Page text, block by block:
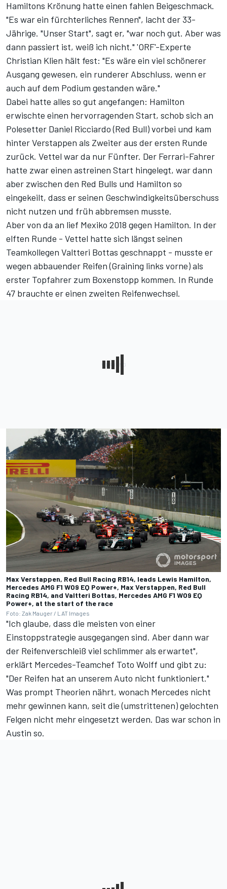
Hamiltons Krönung hatte einen fahlen Beigeschmack.
"Es war ein fürchterliches Rennen", lacht der 33-
Jährige. "Unser Start", sagt er, "war noch gut. Aber was
dann passiert ist, weiß ich nicht." 'ORF'-Experte
Christian Klien hält fest: "Es wäre ein viel schönerer
Ausgang gewesen, ein runderer Abschluss, wenn er
auch auf dem Podium gestanden wäre."
Dabei hatte alles so gut angefangen: Hamilton
erwischte einen hervorragenden Start, schob sich an
Polesetter Daniel Ricciardo (Red Bull) vorbei und kam
hinter Verstappen als Zweiter aus der ersten Runde
zurück. Vettel war da nur Fünfter. Der Ferrari-Fahrer
hatte zwar einen astreinen Start hingelegt, war dann
aber zwischen den Red Bulls und Hamilton so
eingekeilt, dass er seinen Geschwindigkeitsüberschuss
nicht nutzen und früh abbremsen musste.
Aber von da an lief Mexiko 2018 gegen Hamilton. In der
elften Runde - Vettel hatte sich längst seinen
Teamkollegen Valtteri Bottas geschnappt - musste er
wegen abbauender Reifen (Graining links vorne) als
erster Topfahrer zum Boxenstopp kommen. In Runde
47 brauchte er einen zweiten Reifenwechsel.
Max Verstappen, Red Bull Racing RB14, leads Lewis Hamilton,
Mercedes AMG F1 W09 EQ Power+, Max Verstappen, Red Bull
Racing RB14, and Valtteri Bottas, Mercedes AMG F1 W09 EQ
Power+, at the start of the race
Foto: Zak Mauger / LAT Images
"Ich glaube, dass die meisten von einer
Einstoppstrategie ausgegangen sind. Aber dann war
der Reifenverschleiß viel schlimmer als erwartet",
erklärt Mercedes-Teamchef Toto Wolff und gibt zu:
"Der Reifen hat an unserem Auto nicht funktioniert."
Was prompt Theorien nährt, wonach Mercedes nicht
mehr gewinnen kann, seit die (umstrittenen) gelochten
Felgen nicht mehr eingesetzt werden. Das war schon in
Austin so.